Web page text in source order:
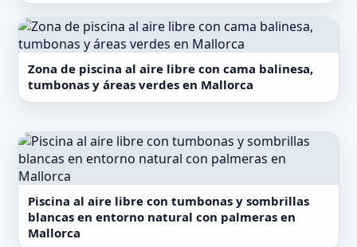
Zona de piscina al aire libre con cama balinesa,
tumbonas y áreas verdes en Mallorca
Piscina al aire libre con tumbonas y sombrillas
blancas en entorno natural con palmeras en
Mallorca